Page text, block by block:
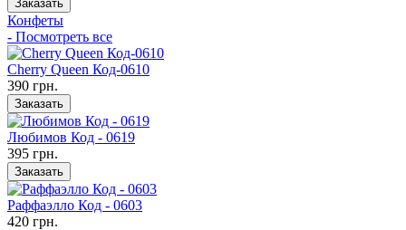
Заказать
Конфеты
- Посмотреть все
Cherry Queen Код-0610
390 грн.
Заказать
Любимов Код - 0619
395 грн.
Заказать
Раффаэлло Код - 0603
420 грн.